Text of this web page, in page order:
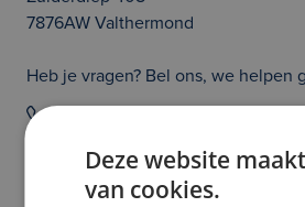
7876AW Valthermond
Heb je vragen? Bel ons, we helpen
Prijs en/of zetfouten voorbehouden.
de auto klopt en of alle opties die jouw
auto abonnement kunnen beïnvloeden
Deze website
van cookies.